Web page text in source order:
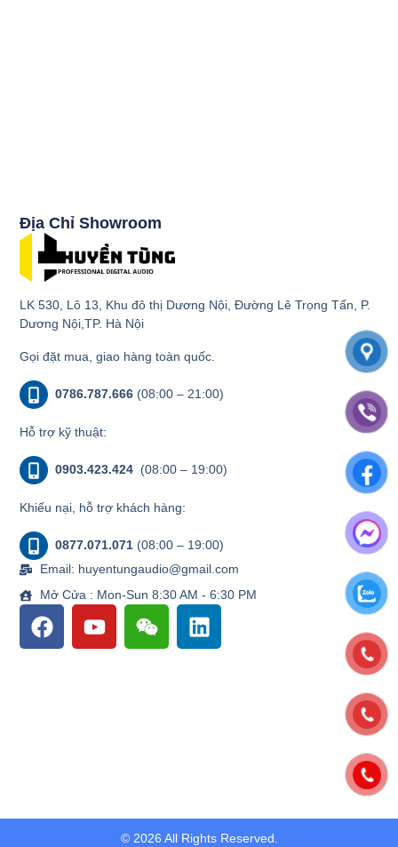
Địa Chỉ Showroom
LK 530, Lô 13, Khu đô thị Dương Nội, Đường Lê Trọng Tấn, P.
Dương Nội,TP. Hà Nội
Gọi đặt mua, giao hàng toàn quốc.
0786.787.666 (08:00 – 21:00)
Hỗ trợ kỹ thuật:
0903.423.424 (08:00 – 19:00)
Khiếu nại, hỗ trợ khách hàng:
0877.071.071 (08:00 – 19:00)
Email: huyentungaudio@gmail.com
Mở Cửa : Mon-Sun 8:30 AM - 6:30 PM
© 2026 All Rights Reserved.